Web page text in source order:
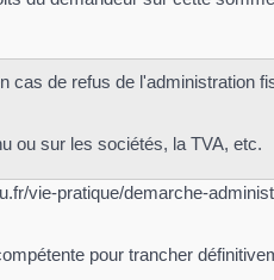
cas de refus de l'administration
ou sur les sociétés, la TVA, etc.
vie-pratique/demarche-
pour trancher